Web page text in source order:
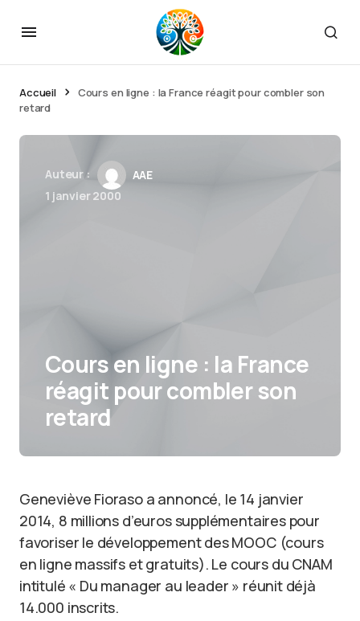
Accueil
Cours en ligne : la France réagit pour combler son
retard
Auteur :
AAE
1 janvier 2000
Cours en ligne : la France
réagit pour combler son
retard
Geneviève Fioraso a annoncé, le 14 janvier
2014, 8 millions d’euros supplémentaires pour
favoriser le développement des MOOC (cours
en ligne massifs et gratuits). Le cours du CNAM
intitulé « Du manager au leader » réunit déjà
14.000 inscrits.